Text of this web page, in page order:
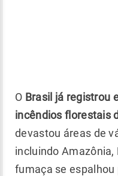
O Brasil já registrou
incêndios florestais
devastou áreas de
incluindo Amazônia,
fumaça se